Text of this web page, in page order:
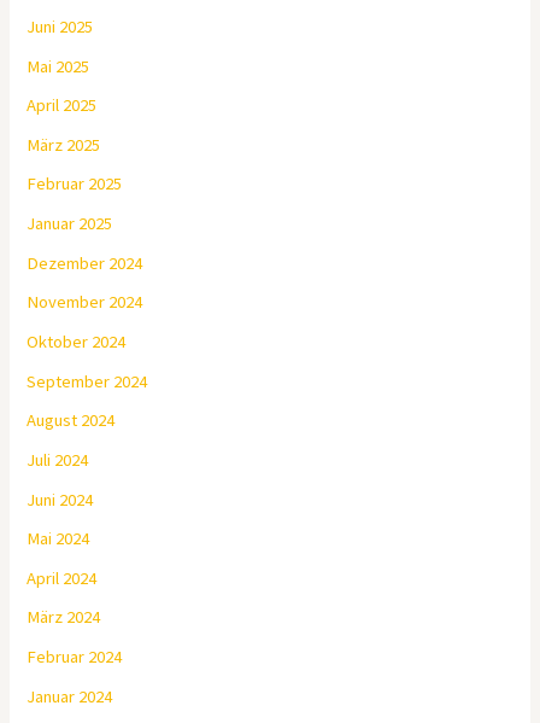
Juni 2025
Mai 2025
April 2025
März 2025
Februar 2025
Januar 2025
Dezember 2024
November 2024
Oktober 2024
September 2024
August 2024
Juli 2024
Juni 2024
Mai 2024
April 2024
März 2024
Februar 2024
Januar 2024